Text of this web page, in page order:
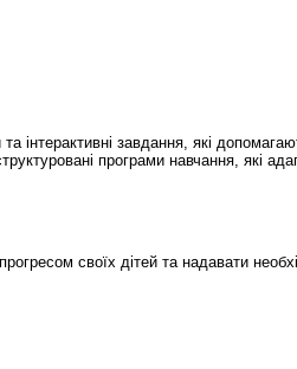
інтерактивні завдання, які
програми навчання, які
своїх дітей та надавати